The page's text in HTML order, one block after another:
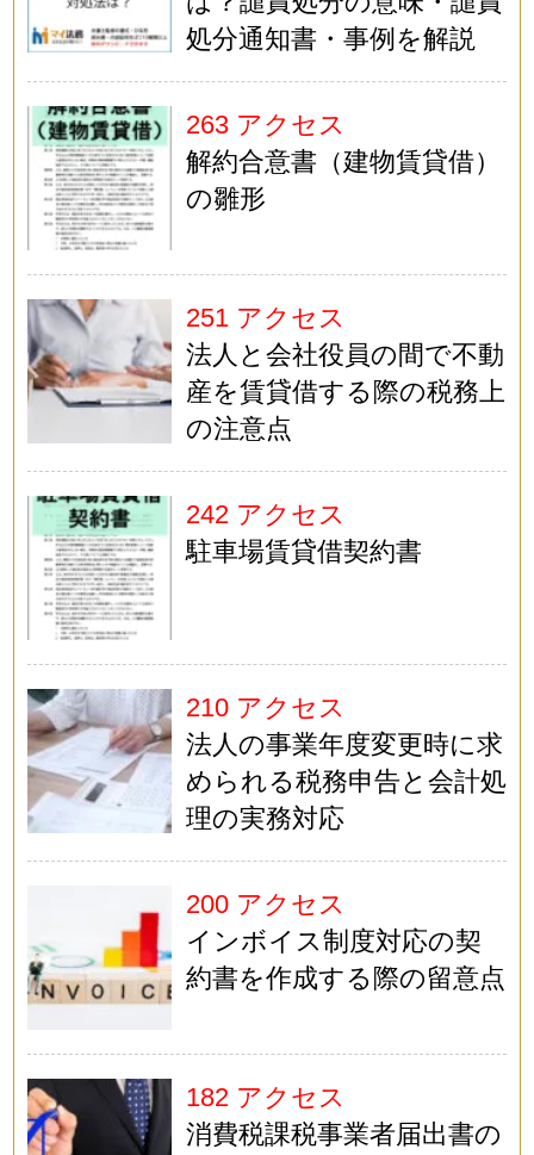
処分通知書・事例を解説
263 アクセス
解約合意書（建物賃貸借）
の雛形
251 アクセス
法人と会社役員の間で不動
産を賃貸借する際の税務上
の注意点
242 アクセス
駐車場賃貸借契約書
210 アクセス
法人の事業年度変更時に求
められる税務申告と会計処
理の実務対応
200 アクセス
インボイス制度対応の契
約書を作成する際の留意点
182 アクセス
消費税課税事業者届出書の